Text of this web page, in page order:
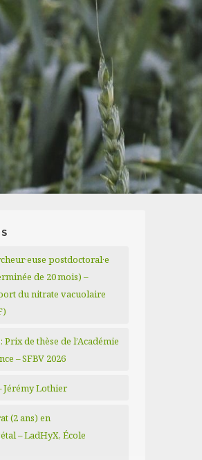
postdoctoral·e
de 20 mois) –
du nitrate vacuolaire
de thèse de l’Académie
– SFBV 2026
Jérémy Lothier
(2 ans) en
– LadHyX, École